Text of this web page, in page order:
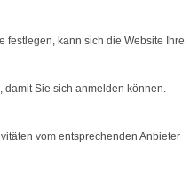
festlegen, kann sich die Website Ihre
Sie sich anmelden können.
vom entsprechenden Anbieter